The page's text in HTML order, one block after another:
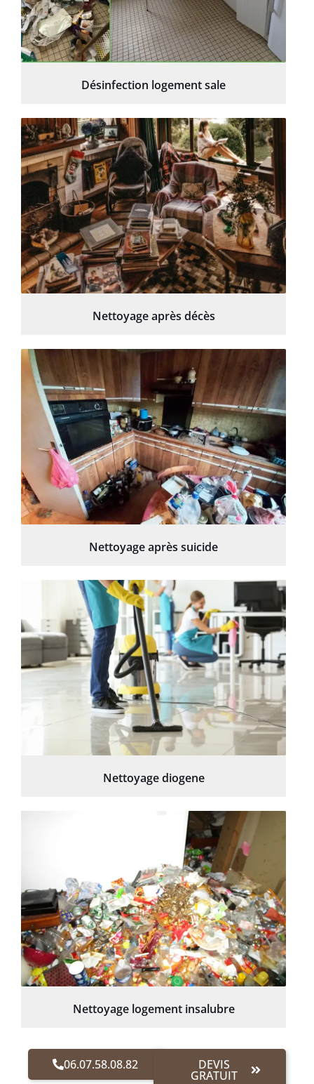
Désinfection logement sale
Nettoyage après décès
Nettoyage après suicide
Nettoyage diogene
Nettoyage logement insalubre
06.07.58.08.82 DEVIS
GRATUIT